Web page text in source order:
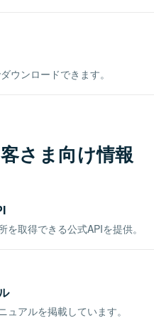
ウンロードできます。
さま向け情報
取得できる公式APIを提供。
アルを掲載しています。